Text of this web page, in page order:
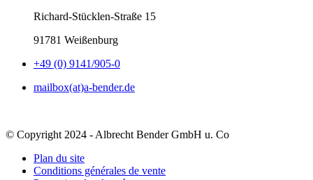
Richard-Stücklen-Straße 15
91781 Weißenburg
+49 (0) 9141/905-0
mailbox(at)a-bender.de
© Copyright 2024 - Albrecht Bender GmbH u. Co
Plan du site
Conditions générales de vente